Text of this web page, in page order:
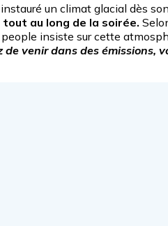
un climat glacial dès
au long de la soirée.
insiste sur cette
de venir dans des émissions,